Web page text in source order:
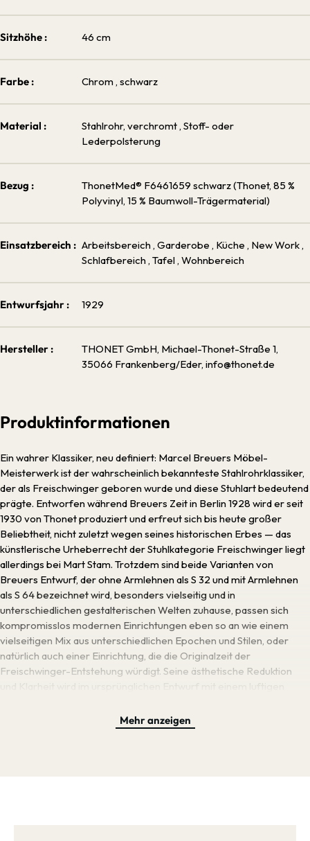
Sitzhöhe : 46 cm
Farbe : Chrom , schwarz
Material : Stahlrohr, verchromt , Stoff- oder
Lederpolsterung
Bezug :
ThonetMed® F6461659 schwarz (Thonet, 85 %
Polyvinyl, 15 % Baumwoll-Trägermaterial)
Einsatzbereich : Arbeitsbereich , Garderobe , Küche , New Work ,
Schlafbereich , Tafel , Wohnbereich
Entwurfsjahr : 1929
Hersteller :
THONET GmbH, Michael-Thonet-Straße 1,
35066 Frankenberg/Eder, info@thonet.de
Produktinformationen
Ein wahrer Klassiker, neu definiert: Marcel Breuers Möbel-
Meisterwerk ist der wahrscheinlich bekannteste Stahlrohrklassiker,
der als Freischwinger geboren wurde und diese Stuhlart bedeutend
prägte. Entworfen während Breuers Zeit in Berlin 1928 wird er seit
1930 von Thonet produziert und erfreut sich bis heute großer
Beliebtheit, nicht zuletzt wegen seines historischen Erbes — das
künstlerische Urheberrecht der Stuhlkategorie Freischwinger liegt
allerdings bei Mart Stam. Trotzdem sind beide Varianten von
Breuers Entwurf, der ohne Armlehnen als S 32 und mit Armlehnen
als S 64 bezeichnet wird, besonders vielseitig und in
unterschiedlichen gestalterischen Welten zuhause, passen sich
kompromisslos modernen Einrichtungen eben so an wie einem
vielseitigen Mix aus unterschiedlichen Epochen und Stilen, oder
natürlich auch einer Einrichtung, die die Originalzeit der
Freischwinger-Entstehung würdigt. Seine ästhetische Reduktion
Umgebungen an, von Konferenzräumen über Wartebereiche und
Restaurants bis hin zu Privatwohnungen. Die reizvolle Verbindung
Mehr anzeigen